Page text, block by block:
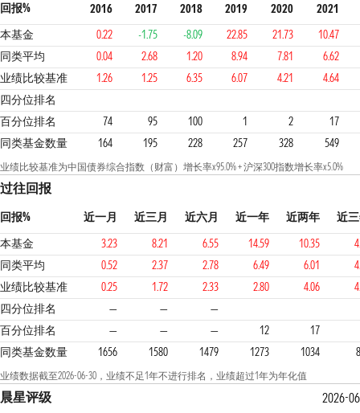
回报% 2016 2017 2018 2019 2020
2021
本基金
0.22 -1.75 -8.09 22.85 21.73
10.47
同类平均
0.04 2.68 1.20 8.94 7.81
6.62
业绩比较基准
1.26 1.25 6.35 6.07 4.21
4.64
四分位排名
3 4 4 1 1 1 3
百分位排名 74 95 100 1 2
17
同类基金数量
164 195 228 257 328 549
业绩比较基准为中国债券综合指数（财富）增长率x95.0% + 沪深300指数增长率x5.0%
过往回报
回报% 近一月 近三月 近六月 近一年 近两年
近
本基金
3.23 8.21 6.55 14.59 10.35
同类平均
0.52 2.37 2.78 6.49 6.01
业绩比较基准
0.25 1.72 2.33 2.80 4.06
四分位排名
— — —
1 1 2
百分位排名 — — — 12
17
同类基金数量
1656 1580 1479 1273 1034
业绩数据截至2026-06-30，业绩不足1年不进行排名，业绩超过1年为年化值
晨星评级 2026-06